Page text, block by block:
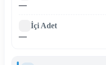
—
İçi Adet
—